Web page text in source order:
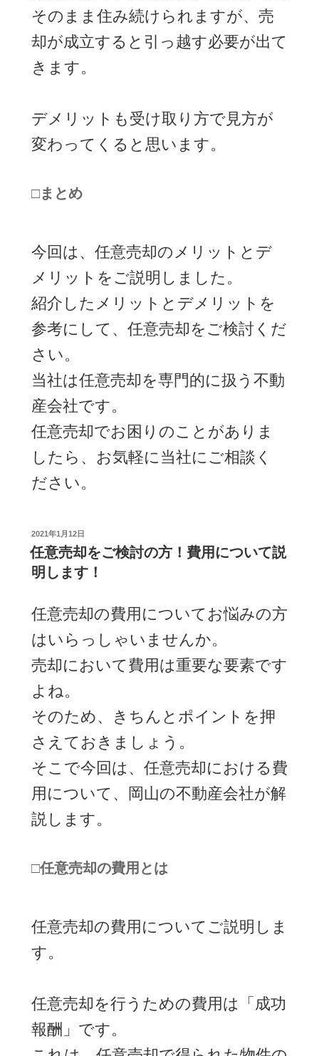
そのまま住み続けられますが、売
却が成立すると引っ越す必要が出て
きます。
デメリットも受け取り方で見方が
変わってくると思います。
□まとめ
今回は、任意売却のメリットとデ
メリットをご説明しました。
紹介したメリットとデメリットを
参考にして、任意売却をご検討くだ
さい。
当社は任意売却を専門的に扱う不動
産会社です。
任意売却でお困りのことがありま
したら、お気軽に当社にご相談く
ださい。
投
稿
日:
2021年1月12日
任意売却をご検討の方！費用について説
明します！
任意売却の費用についてお悩みの方
はいらっしゃいませんか。
売却において費用は重要な要素です
よね。
そのため、きちんとポイントを押
さえておきましょう。
そこで今回は、任意売却における費
用について、岡山の不動産会社が解
説します。
□任意売却の費用とは
任意売却の費用についてご説明しま
す。
任意売却を行うための費用は「成功
報酬」です。